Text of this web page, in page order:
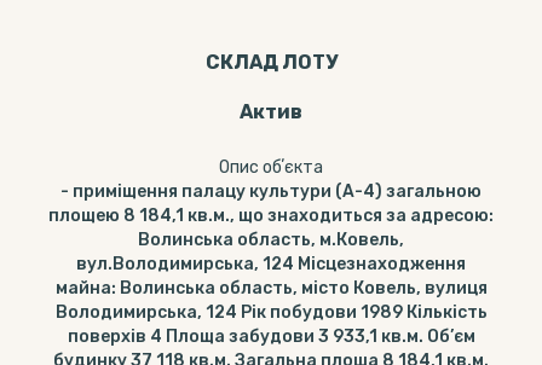
СКЛАД ЛОТУ
Актив
Опис обʼєкта
- приміщення палацу культури (А-4) загальною
площею 8 184,1 кв.м., що знаходиться за адресою:
Волинська область, м.Ковель,
вул.Володимирська, 124 Місцезнаходження
майна: Волинська область, місто Ковель, вулиця
Володимирська, 124 Рік побудови 1989 Кількість
поверхів 4 Площа забудови 3 933,1 кв.м. Об’єм
будинку 37 118 кв.м. Загальна площа 8 184,1 кв.м.